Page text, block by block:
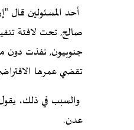
أحد المسئولين قال
صالح, تحت لافتة
جنوبيون, نفذت دون
تقضي عمرها
والسبب في ذلك،
عدن.